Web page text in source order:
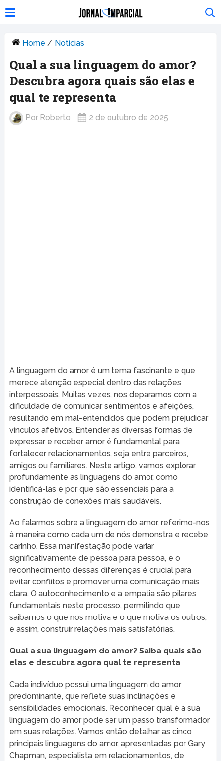
Home / Notícias
Qual a sua linguagem do amor?
Descubra agora quais são elas e
qual te representa
Por Roberto 2 de outubro de 2025
A linguagem do amor é um tema fascinante e que
merece atenção especial dentro das relações
interpessoais. Muitas vezes, nos deparamos com a
dificuldade de comunicar sentimentos e afeições,
resultando em mal-entendidos que podem prejudicar
vínculos afetivos. Entender as diversas formas de
expressar e receber amor é fundamental para
fortalecer relacionamentos, seja entre parceiros,
amigos ou familiares. Neste artigo, vamos explorar
profundamente as linguagens do amor, como
identificá-las e por que são essenciais para a
construção de conexões mais saudáveis.
Ao falarmos sobre a linguagem do amor, referimo-nos
à maneira como cada um de nós demonstra e recebe
carinho. Essa manifestação pode variar
significativamente de pessoa para pessoa, e o
reconhecimento dessas diferenças é crucial para
evitar conflitos e promover uma comunicação mais
clara. O autoconhecimento e a empatia são pilares
fundamentais neste processo, permitindo que
saibamos o que nos motiva e o que motiva os outros,
e assim, construir relações mais satisfatórias.
Qual a sua linguagem do amor? Saiba quais são
elas e descubra agora qual te representa
Cada indivíduo possui uma linguagem do amor
predominante, que reflete suas inclinações e
sensibilidades emocionais. Reconhecer qual é a sua
linguagem do amor pode ser um passo transformador
em suas relações. Vamos então detalhar as cinco
principais linguagens do amor, apresentadas por Gary
Chapman, especialista em relacionamentos, de